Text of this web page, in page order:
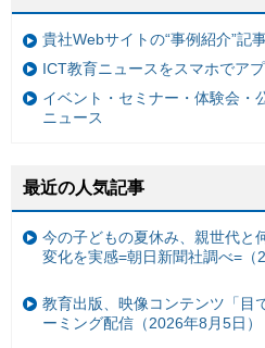
貴社Webサイトの“事例紹介”記
ICT教育ニュースをスマホでア
イベント・セミナー・体験会・
ニュース
最近の人気記事
今の子どもの夏休み、親世代と
変化を実感=朝日新聞社調べ=（
教育出版、映像コンテンツ「目
ーミング配信（2026年8月5日）